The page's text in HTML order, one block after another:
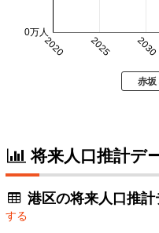
2020 2025 2030
0万人
赤坂
将来人口推計デ
港区の将来人口推
する